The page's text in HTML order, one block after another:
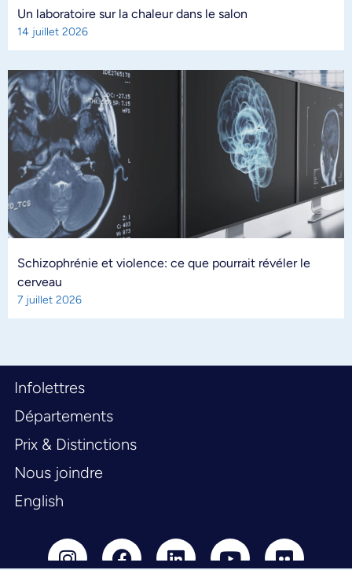
Un laboratoire sur la chaleur dans le salon
14 juillet 2026
Schizophrénie et violence: ce que pourrait révéler le
cerveau
7 juillet 2026
Infolettres
Départements
Prix & Distinctions
Nous joindre
English